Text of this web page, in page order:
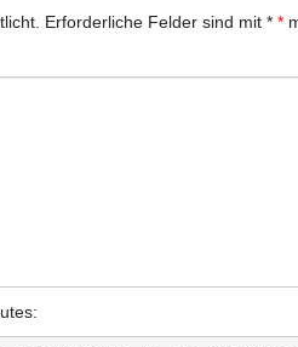
Erforderliche Felder sind mit *